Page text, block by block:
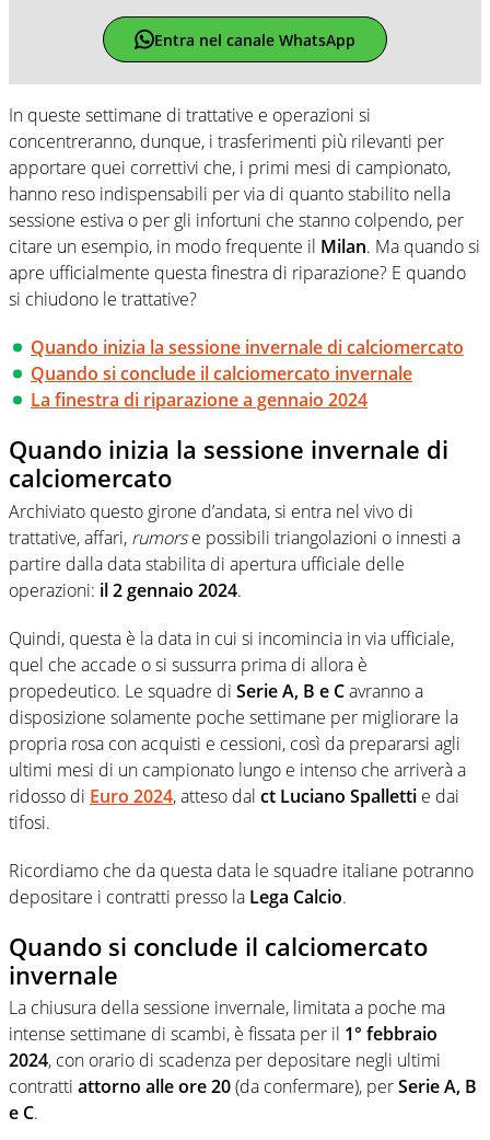
Entra nel canale WhatsApp
In queste settimane di trattative e operazioni si
concentreranno, dunque, i trasferimenti più rilevanti per
apportare quei correttivi che, i primi mesi di campionato,
hanno reso indispensabili per via di quanto stabilito nella
sessione estiva o per gli infortuni che stanno colpendo, per
citare un esempio, in modo frequente il Milan. Ma quando si
apre ufficialmente questa finestra di riparazione? E quando
si chiudono le trattative?
Quando inizia la sessione invernale di calciomercato
Quando si conclude il calciomercato invernale
La finestra di riparazione a gennaio 2024
Quando inizia la sessione invernale di
calciomercato
Archiviato questo girone d’andata, si entra nel vivo di
trattative, affari, rumorse possibili triangolazioni o innesti a
partire dalla data stabilita di apertura ufficiale delle
operazioni: il 2 gennaio 2024.
Quindi, questa è la data in cui si incomincia in via ufficiale,
quel che accade o si sussurra prima di allora è
propedeutico. Le squadre di Serie A, B e Cavranno a
disposizione solamente poche settimane per migliorare la
propria rosa con acquisti e cessioni, così da prepararsi agli
ultimi mesi di un campionato lungo e intenso che arriverà a
ridosso di Euro 2024, atteso dal ct Luciano Spalletti e dai
tifosi.
Ricordiamo che da questa data le squadre italiane potranno
depositare i contratti presso la Lega Calcio.
Quando si conclude il calciomercato
invernale
La chiusura della sessione invernale, limitata a poche ma
intense settimane di scambi, è fissata per il 1° febbraio
2024, con orario di scadenza per depositare negli ultimi
contratti attorno alle ore 20(da confermare), perSerie A, B
e C.